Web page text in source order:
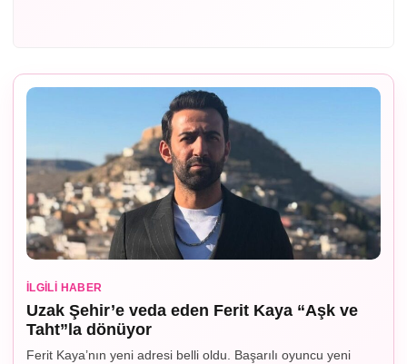
İLGILI HABER
Uzak Şehir’e veda eden Ferit Kaya “Aşk ve
Taht”la dönüyor
Ferit Kaya’nın yeni adresi belli oldu. Başarılı oyuncu yeni